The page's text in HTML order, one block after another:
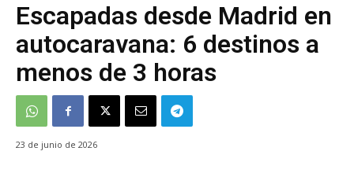
Escapadas desde Madrid en
autocaravana: 6 destinos a
menos de 3 horas
23 de junio de 2026